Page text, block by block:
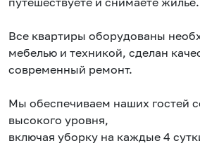
Все квартиры оборудованы
мебелью и техникой, сделан
современный ремонт.
Мы обеспечиваем наших гостей
высокого уровня,
включая уборку на каждые 4